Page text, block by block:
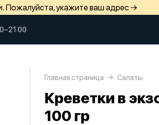
Пожалуйста, укажите ваш адрес →
Главная страница Салаты
Креветки в
100 гр